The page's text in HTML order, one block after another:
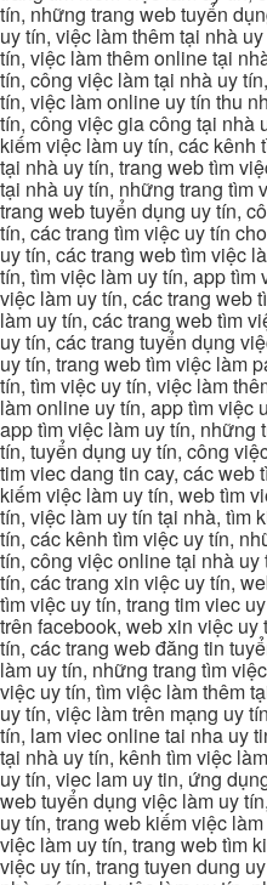
tín, những trang web tuyển
uy tín, việc làm thêm tại nhà
tín, việc làm thêm online tại
tín, công việc làm tại nhà uy
tín, việc làm online uy tín thu
tín, công việc gia công tại nhà
kiếm việc làm uy tín, các kênh
tại nhà uy tín, trang web tìm
tại nhà uy tín, những trang tìm
trang web tuyển dụng uy tín,
tín, các trang tìm việc uy tín
uy tín, các trang web tìm việc
tín, tìm việc làm uy tín, app tìm
việc làm uy tín, các trang web
làm uy tín, các trang web tìm
uy tín, các trang tuyển dụng
uy tín, trang web tìm việc làm
tín, tìm việc uy tín, việc làm
làm online uy tín, app tìm việc
app tìm việc làm uy tín, những
tín, tuyển dụng uy tín, công
tim viec dang tin cay, các web
kiếm việc làm uy tín, web tìm
tín, việc làm uy tín tại nhà, tìm
tín, các kênh tìm việc uy tín,
tín, công việc online tại nhà
tín, các trang xin việc uy tín,
tìm việc uy tín, trang tim viec
trên facebook, web xin việc
tín, các trang web đăng tin
làm uy tín, những trang tìm
việc uy tín, tìm việc làm thêm
uy tín, việc làm trên mạng uy
tín, lam viec online tai nha uy
tại nhà uy tín, kênh tìm việc
uy tín, viec lam uy tin, ứng
web tuyển dụng việc làm uy
uy tín, trang web kiếm việc
việc làm uy tín, trang web tìm
việc uy tín, trang tuyen dung